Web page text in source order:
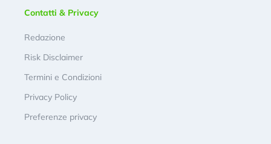
Contatti & Privacy
Redazione
Risk Disclaimer
Termini e Condizioni
Privacy Policy
Preferenze privacy